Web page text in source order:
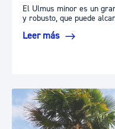
El Ulmus minor es un
y robusto, que puede
Leer más